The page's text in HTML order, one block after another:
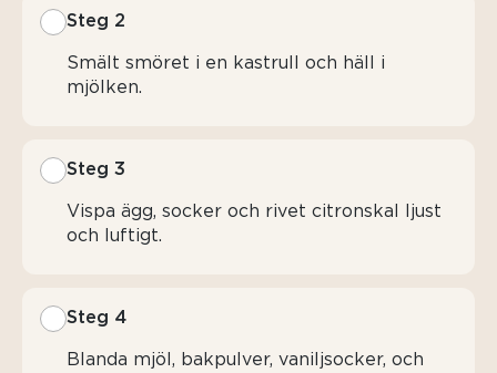
Steg 2
Smält smöret i en kastrull och häll i
mjölken.
Steg 3
Vispa ägg, socker och rivet citronskal ljust
och luftigt.
Steg 4
Blanda mjöl, bakpulver, vaniljsocker, och